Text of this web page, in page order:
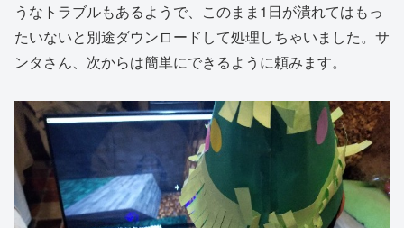
うなトラブルもあるようで、このまま1日が潰れてはもっ
たいないと別途ダウンロードして処理しちゃいました。サ
ンタさん、次からは簡単にできるように頼みます。